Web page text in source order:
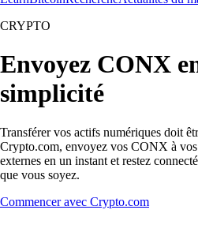
CRYPTO
Envoyez CONX
simplicité
Transférer vos actifs numériques doit
Crypto.com, envoyez vos CONX à vos
externes en un instant et restez
que vous soyez.
Commencer avec Crypto.com